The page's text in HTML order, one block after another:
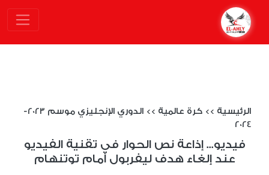
الرئيسية >> كرة عالمية >>
الدوري الإنجليزي موسم 2023-
2024
فيديو... إذاعة نص الحوار في تقنية الفيديو
عند إلغاء هدف ليفربول أمام توتنهام